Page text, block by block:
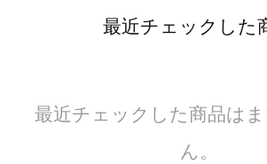
最近チェックした
最近チェックした商品は
ん。